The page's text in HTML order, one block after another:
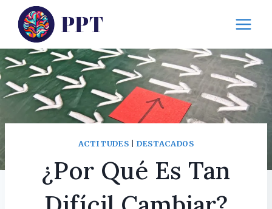
Saltar
contenido
ACTITUDES |DESTACADOS
¿Por Qué Es Tan